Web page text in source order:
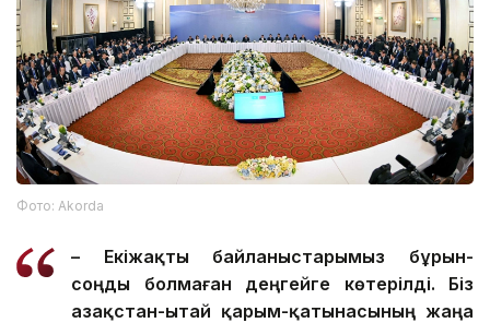
Фото: Аkorda
– Екіжақты байланыстарымыз бұрын-
соңды болмаған деңгейге көтерілді. Біз
Қазақстан-Қытай қарым-қатынасының жаңа